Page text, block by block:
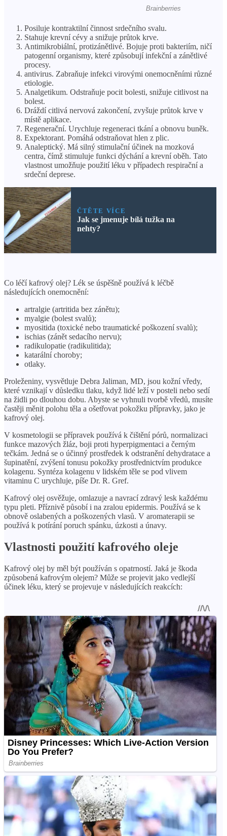
Posiluje kontraktilní činnost srdečního svalu.
Stahuje krevní cévy a snižuje průtok krve.
Antimikrobiální, protizánětlivé. Bojuje proti bakteriím, ničí
patogenní organismy, které způsobují infekční a zánětlivé
procesy.
antivirus. Zabraňuje infekci virovými onemocněními různé
etiologie.
Analgetikum. Odstraňuje pocit bolesti, snižuje citlivost na
bolest.
Dráždí citlivá nervová zakončení, zvyšuje průtok krve v
místě aplikace.
Regenerační. Urychluje regeneraci tkání a obnovu buněk.
Expektorant. Pomáhá odstraňovat hlen z plic.
Analeptický. Má silný stimulační účinek na mozková
centra, čímž stimuluje funkci dýchání a krevní oběh. Tato
vlastnost umožňuje použití léku v případech respirační a
srdeční deprese.
ČTĚTE VÍCE
Jak se jmenuje bílá tužka na
nehty?
Co léčí kafrový olej? Lék se úspěšně používá k léčbě
následujících onemocnění:
artralgie (artritida bez zánětu);
myalgie (bolest svalů);
myositida (toxické nebo traumatické poškození svalů);
ischias (zánět sedacího nervu);
radikulopatie (radikulitida);
katarální choroby;
otlaky.
Proleženiny, vysvětluje Debra Jaliman, MD, jsou kožní vředy,
které vznikají v důsledku tlaku, když lidé leží v posteli nebo sedí
na židli po dlouhou dobu. Abyste se vyhnuli tvorbě vředů, musíte
častěji měnit polohu těla a ošetřovat pokožku přípravky, jako je
kafrový olej.
V kosmetologii se přípravek používá k čištění pórů, normalizaci
funkce mazových žláz, boji proti hyperpigmentaci a černým
tečkám. Jedná se o účinný prostředek k odstranění dehydratace a
šupinatění, zvýšení tonusu pokožky prostřednictvím produkce
kolagenu. Syntéza kolagenu v lidském těle se pod vlivem
vitaminu C urychluje, píše Dr. R. Gref.
Kafrový olej osvěžuje, omlazuje a navrací zdravý lesk každému
typu pleti. Příznivě působí i na zralou epidermis. Používá se k
obnově oslabených a poškozených vlasů. V aromaterapii se
používá k potírání poruch spánku, úzkosti a únavy.
Vlastnosti použití kafrového oleje
Kafrový olej by měl být používán s opatrností. Jaká je škoda
způsobená kafrovým olejem? Může se projevit jako vedlejší
účinek léku, který se projevuje v následujících reakcích: